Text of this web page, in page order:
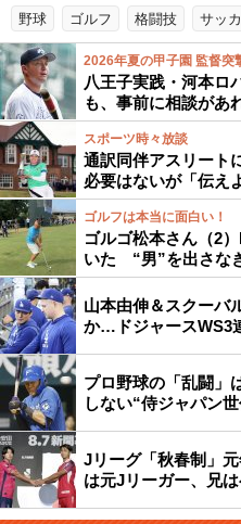
野球 ゴルフ 格闘技 サッ
2026年夏の甲子園 監督突
八王子実践・河本ロ
も、事前に相談があ
スポーツ時々放談
通訳同伴アスリート
必要はないが「伝え
ゴルフは本当に面白い！
ゴルゴ松本さん（2
いた “男”を出さな
山本由伸＆スクーバ
か…ドジャースWS3
プロ野球の「乱闘」
しない“侍ジャパン
Jリーグ「秋春制」
は元Jリーガー、兄